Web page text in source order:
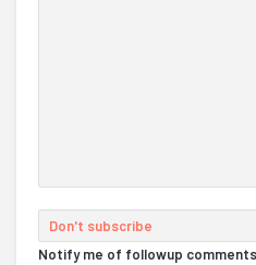
Notify me of followup comments